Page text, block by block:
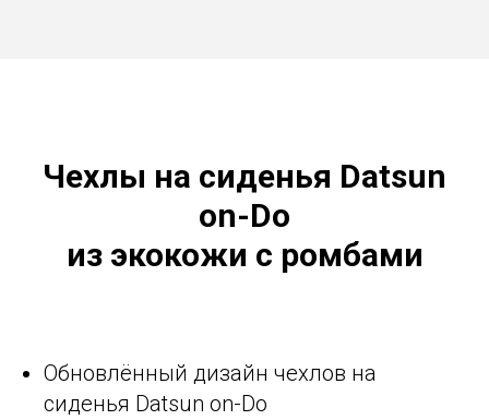
Чехлы на сиденья Datsun
on-Do
из экокожи с ромбами
Обновлённый дизайн чехлов на
сиденья Datsun on-Do